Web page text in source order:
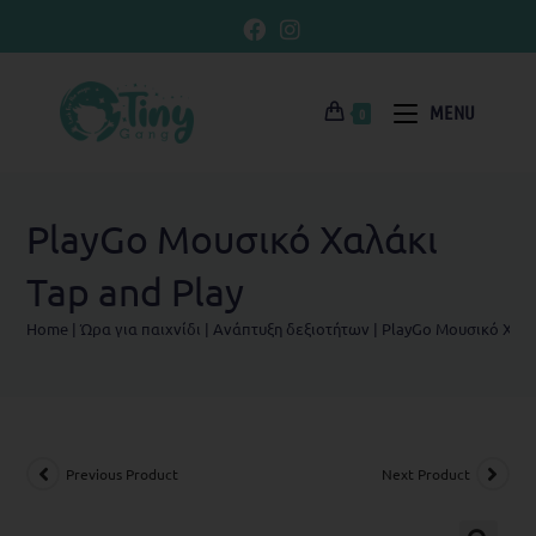
0 MENU
PlayGo Moυσικό Χαλάκι
Tap and Play
Home |Ώρα για παιχνίδι | Ανάπτυξη δεξιοτήτων | PlayGo Moυσικό
Previous Product Next Product